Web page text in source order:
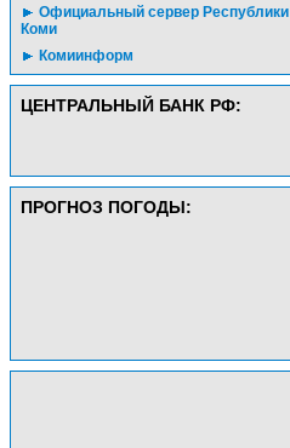
Официальный сервер Республики
Коми
Комиинформ
ЦЕНТРАЛЬНЫЙ БАНК РФ:
ПРОГНОЗ ПОГОДЫ: